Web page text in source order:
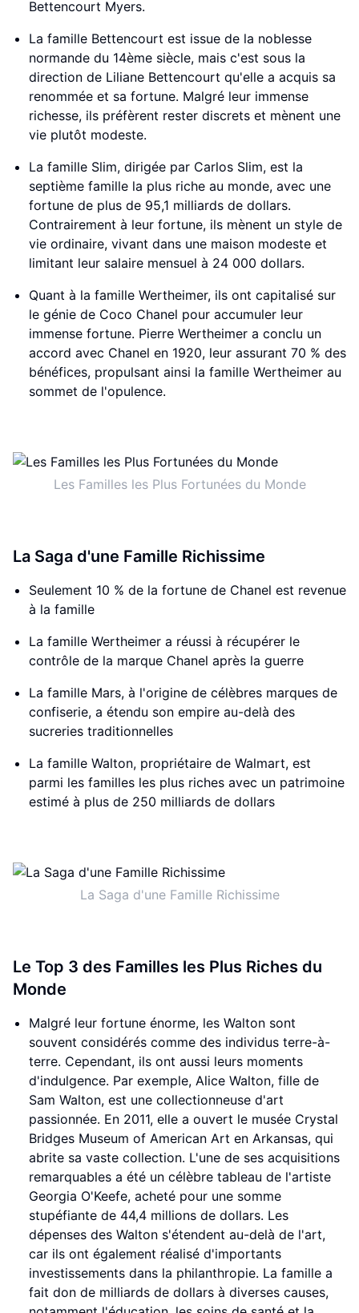
Bettencourt Myers.
La famille Bettencourt est issue de la noblesse
normande du 14ème siècle, mais c'est sous la
direction de Liliane Bettencourt qu'elle a acquis sa
renommée et sa fortune. Malgré leur immense
richesse, ils préfèrent rester discrets et mènent une
vie plutôt modeste.
La famille Slim, dirigée par Carlos Slim, est la
septième famille la plus riche au monde, avec une
fortune de plus de 95,1 milliards de dollars.
Contrairement à leur fortune, ils mènent un style de
vie ordinaire, vivant dans une maison modeste et
limitant leur salaire mensuel à 24 000 dollars.
Quant à la famille Wertheimer, ils ont capitalisé sur
le génie de Coco Chanel pour accumuler leur
immense fortune. Pierre Wertheimer a conclu un
accord avec Chanel en 1920, leur assurant 70 % des
bénéfices, propulsant ainsi la famille Wertheimer au
sommet de l'opulence.
Les Familles les Plus Fortunées du Monde
La Saga d'une Famille Richissime
Seulement 10 % de la fortune de Chanel est revenue
à la famille
La famille Wertheimer a réussi à récupérer le
contrôle de la marque Chanel après la guerre
La famille Mars, à l'origine de célèbres marques de
confiserie, a étendu son empire au-delà des
sucreries traditionnelles
La famille Walton, propriétaire de Walmart, est
parmi les familles les plus riches avec un patrimoine
estimé à plus de 250 milliards de dollars
La Saga d'une Famille Richissime
Le Top 3 des Familles les Plus Riches du
Monde
Malgré leur fortune énorme, les Walton sont
souvent considérés comme des individus terre-à-
terre. Cependant, ils ont aussi leurs moments
d'indulgence. Par exemple, Alice Walton, fille de
Sam Walton, est une collectionneuse d'art
passionnée. En 2011, elle a ouvert le musée Crystal
Bridges Museum of American Art en Arkansas, qui
abrite sa vaste collection. L'une de ses acquisitions
remarquables a été un célèbre tableau de l'artiste
Georgia O'Keefe, acheté pour une somme
stupéfiante de 44,4 millions de dollars. Les
dépenses des Walton s'étendent au-delà de l'art,
car ils ont également réalisé d'importants
investissements dans la philanthropie. La famille a
fait don de milliards de dollars à diverses causes,